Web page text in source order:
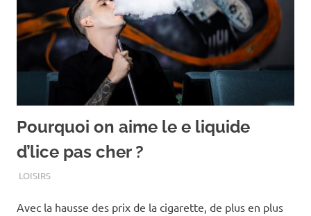
Pourquoi on aime le e liquide
d’lice pas cher ?
OCTOBRE 22, 2020
ASSOEDH
LOISIRS
Avec la hausse des prix de la cigarette, de plus en plus